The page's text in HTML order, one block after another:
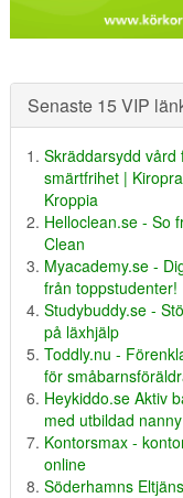
Senaste 15 VIP
Skräddarsydd vård
smärtfrihet |
Kroppia
Helloclean.se - So
Clean
Myacademy.se -
från toppstudenter!
Studybuddy.se -
på läxhjälp
Toddly.nu -
för
Heykiddo.se Aktiv
med utbildad nanny
Kontorsmax -
online
Söderhamns